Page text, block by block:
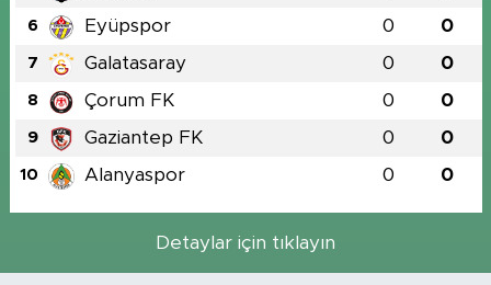
6 Eyüpspor 0 0
7 Galatasaray 0 0
8 Çorum FK 0 0
9 Gaziantep FK 0 0
10 Alanyaspor 0 0
Detaylar için tıklayın